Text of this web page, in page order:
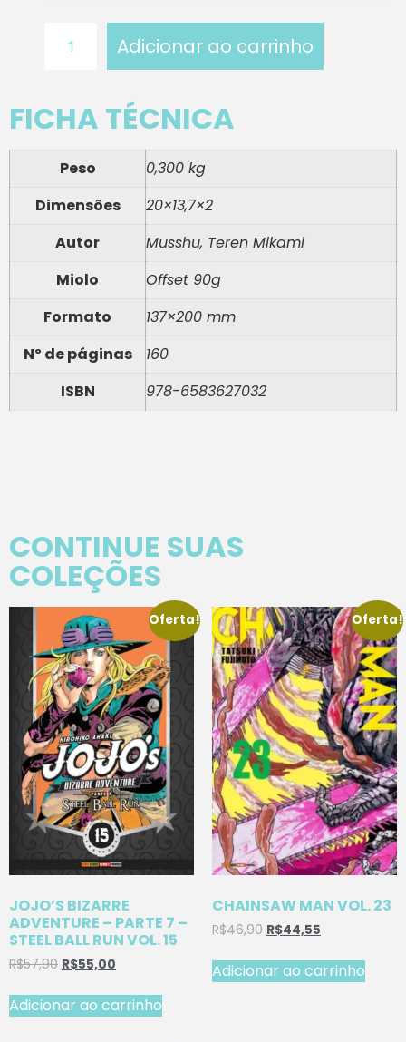
Adicionar ao carrinho
FICHA TÉCNICA
Peso
0,300 kg
Dimensões
20×13,7×2
Autor
Musshu, Teren Mikami
Miolo
Offset 90g
Formato
137×200 mm
Nº de páginas
160
ISBN
978-6583627032
CONTINUE SUAS
COLEÇÕES
Oferta!
JOJO’S BIZARRE
ADVENTURE – PARTE 7 –
STEEL BALL RUN VOL. 15
R$57,90 R$55,00
Adicionar ao carrinho
Oferta!
CHAINSAW MAN VOL. 23
R$46,90 R$44,55
Adicionar ao carrinho